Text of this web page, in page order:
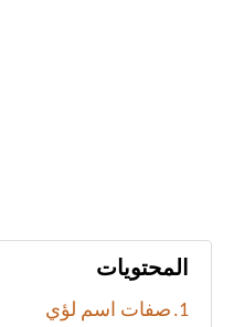
المحتويات
صفات اسم لؤي